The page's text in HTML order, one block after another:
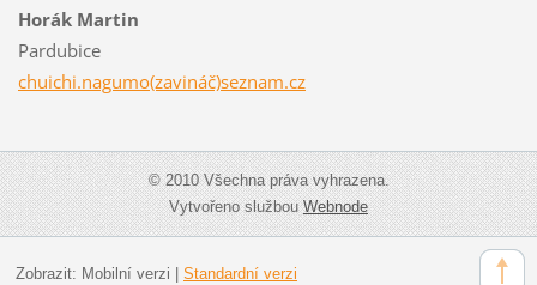
Horák Martin
Pardubice
chuichi.nagumo(zavináč)seznam.cz
© 2010 Všechna práva vyhrazena.
Vytvořeno službouWebnode
Zobrazit: Mobilní verzi | Standardní verzi